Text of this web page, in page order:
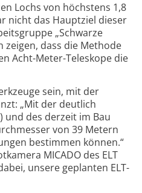
Lochs von höchstens 1,8
nicht das Hauptziel dieser
„Schwarze
zeigen, dass die Methode
Acht-Meter-Teleskope die
sein, mit der
„Mit der deutlich
und des derzeit im Bau
von 39 Metern
bestimmen können.“
MICADO des ELT
unsere geplanten ELT-